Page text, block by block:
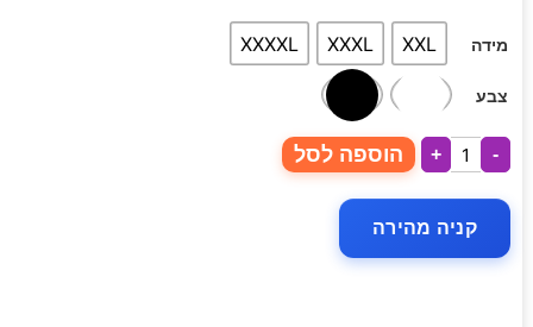
מידה XXL
XXXL
XXXXL
צבע
-
+ הוספה לסל
קניה מהירה